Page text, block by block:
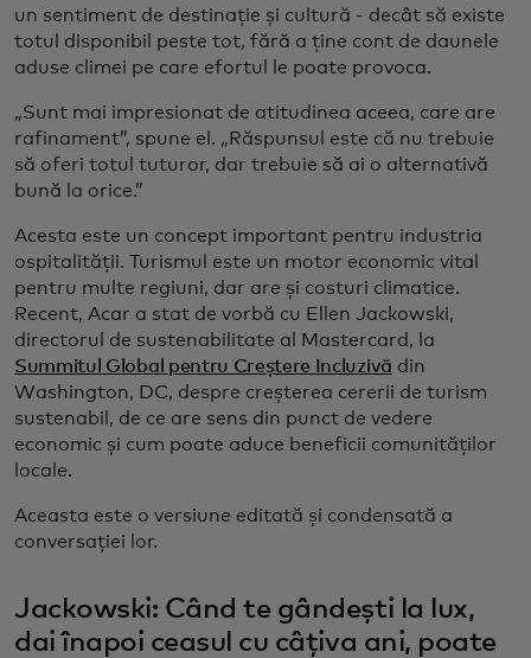
un sentiment de destinație și cultură - decât să existe
totul disponibil peste tot, fără a ține cont de daunele
aduse climei pe care efortul le poate provoca.
„Sunt mai impresionat de atitudinea aceea, care are
rafinament”, spune el. „Răspunsul este că nu trebuie
să oferi totul tuturor, dar trebuie să ai o alternativă
bună la orice.”
Acesta este un concept important pentru industria
ospitalității. Turismul este un motor economic vital
pentru multe regiuni, dar are și costuri climatice.
Recent, Acar a stat de vorbă cu Ellen Jackowski,
directorul de sustenabilitate al Mastercard, la
Summitul Global pentru Creștere Incluzivă din
Washington, DC, despre creșterea cererii de turism
sustenabil, de ce are sens din punct de vedere
economic și cum poate aduce beneficii comunităților
locale.
Aceasta este o versiune editată și condensată a
conversației lor.
Jackowski: Când te gândești la lux,
dai înapoi ceasul cu câțiva ani, poate